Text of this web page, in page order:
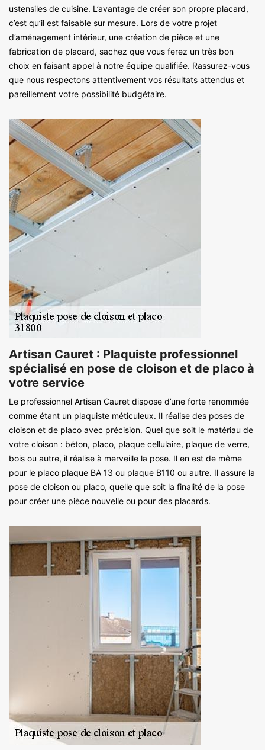
ustensiles de cuisine. L’avantage de créer son propre placard,
c’est qu’il est faisable sur mesure. Lors de votre projet
d’aménagement intérieur, une création de pièce et une
fabrication de placard, sachez que vous ferez un très bon
choix en faisant appel à notre équipe qualifiée. Rassurez-vous
que nous respectons attentivement vos résultats attendus et
pareillement votre possibilité budgétaire.
Artisan Cauret : Plaquiste professionnel
spécialisé en pose de cloison et de placo à
votre service
Le professionnel Artisan Cauret dispose d’une forte renommée
comme étant un plaquiste méticuleux. Il réalise des poses de
cloison et de placo avec précision. Quel que soit le matériau de
votre cloison : béton, placo, plaque cellulaire, plaque de verre,
bois ou autre, il réalise à merveille la pose. Il en est de même
pour le placo plaque BA 13 ou plaque B110 ou autre. Il assure la
pose de cloison ou placo, quelle que soit la finalité de la pose
pour créer une pièce nouvelle ou pour des placards.